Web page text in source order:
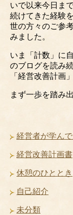
いで以来今日ま
続けてきた経験
世の方々のご参
みました。
いま「計数」に
のブログを読み
「経営改善計画
まず一歩を踏み
経営者が学ん
経営改善計画書
休憩のひととき
自己紹介
未分類